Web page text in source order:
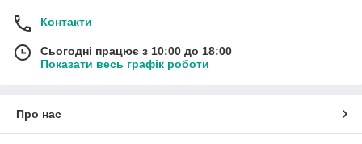
Контакти
Сьогодні працює з 10:00 до 18:00
Показати весь графік роботи
Про нас